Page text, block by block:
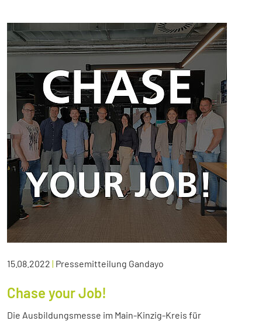
15.08.2022 | Pressemitteilung Gandayo
Chase your Job!
Die Ausbildungsmesse im Main-Kinzig-Kreis für